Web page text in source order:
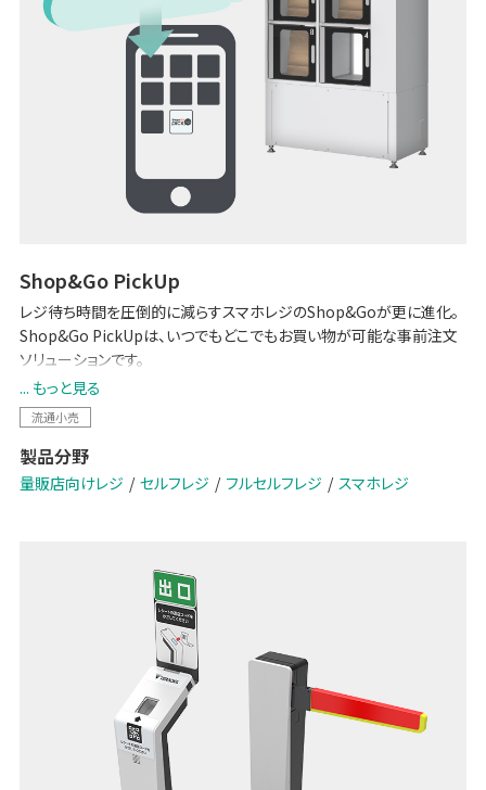
Shop&Go PickUp
レジ待ち時間を圧倒的に減らすスマホレジのShop&Goが更に進化。
Shop&Go PickUpは、いつでもどこでもお買い物が可能な事前注文
ソリューションです。
店舗スタッフは来店予約に合わせて事前注文商品をピッキングし、専
セルフレジでお会計後、専用ロッカーに入った商品をピックアップして
いただきます。
しながら、お客様の店舗滞在時間の短縮、レジ待ち解消に効果的な事
前注文ソリューション、それがShop&Go PickUpです。
... もっと見る
流通小売
製品分野
量販店向けレジ セルフレジ フルセルフレジ スマホレジ